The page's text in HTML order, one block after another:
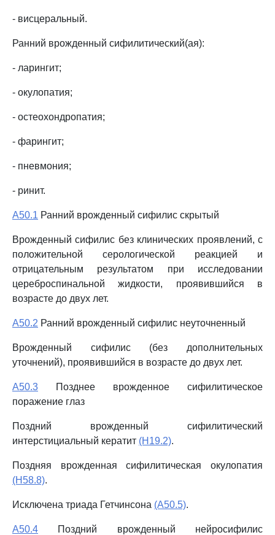
- висцеральный.
Ранний врожденный сифилитический(ая):
- ларингит;
- окулопатия;
- остеохондропатия;
- фарингит;
- пневмония;
- ринит.
A50.1 Ранний врожденный сифилис скрытый
Врожденный сифилис без клинических проявлений, с
положительной серологической реакцией и
отрицательным результатом при исследовании
цереброспинальной жидкости, проявившийся в
возрасте до двух лет.
A50.2 Ранний врожденный сифилис неуточненный
Врожденный сифилис (без дополнительных
уточнений), проявившийся в возрасте до двух лет.
A50.3 Позднее врожденное сифилитическое
поражение глаз
Поздний врожденный сифилитический
интерстициальный кератит (H19.2).
Поздняя врожденная сифилитическая окулопатия
(H58.8).
Исключена триада Гетчинсона (A50.5).
A50.4 Поздний врожденный нейросифилис